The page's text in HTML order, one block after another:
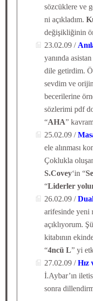
sözcüklere ve
ni açıkladım.
değişikliğinin
23.02.09 /
yanında
dile getirdim.
sevdim ve
becerilerine
sözlerimi pdf
“AHA”
25.02.09 /
ele alınması
Çoklukla
S.Covey‘in “
“Liderler
26.02.09 /
arifesinde yeni
açıklıyorum.
kitabının
“4ncü L” yi
27.02.09 /Hız
İ.Aybar’ın
sonra